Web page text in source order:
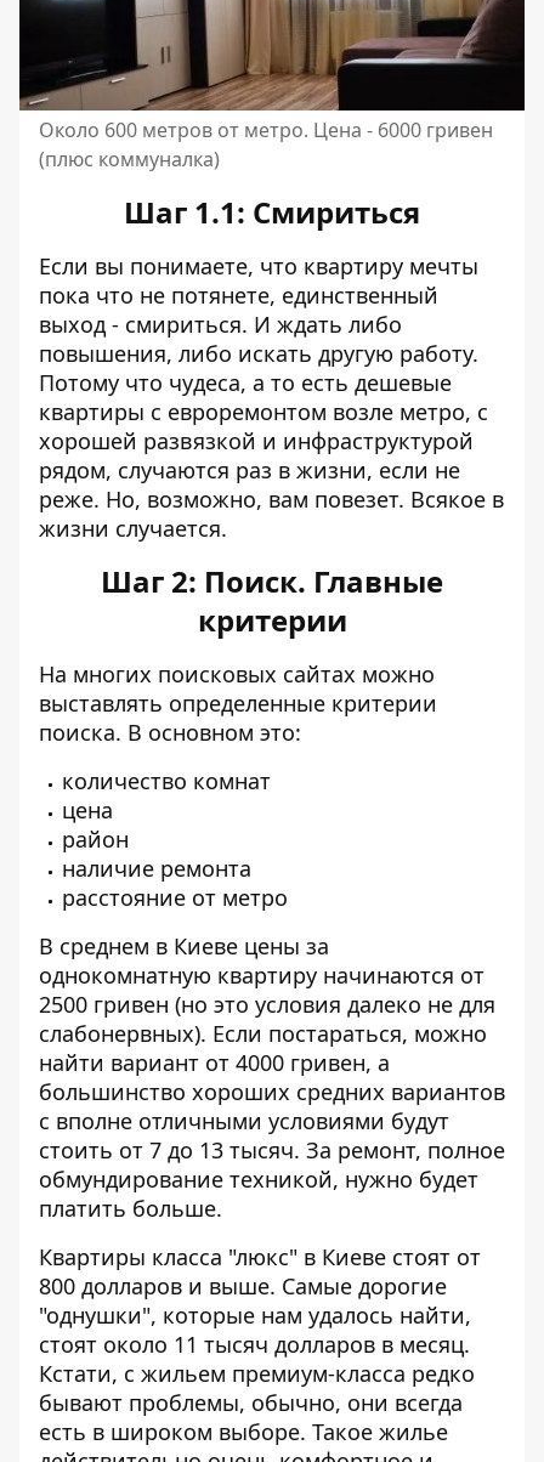
Около 600 метров от метро. Цена - 6000 гривен
(плюс коммуналка)
Шаг 1.1: Смириться
Если вы понимаете, что квартиру мечты
пока что не потянете, единственный
выход - смириться. И ждать либо
повышения, либо искать другую работу.
Потому что чудеса, а то есть дешевые
квартиры с евроремонтом возле метро, с
хорошей развязкой и инфраструктурой
рядом, случаются раз в жизни, если не
реже. Но, возможно, вам повезет. Всякое в
жизни случается.
Шаг 2: Поиск. Главные
критерии
На многих поисковых сайтах можно
выставлять определенные критерии
поиска. В основном это:
количество комнат
цена
район
наличие ремонта
расстояние от метро
В среднем в Киеве цены за
однокомнатную квартиру начинаются от
2500 гривен (но это условия далеко не для
слабонервных). Если постараться, можно
найти вариант от 4000 гривен, а
большинство хороших средних вариантов
с вполне отличными условиями будут
стоить от 7 до 13 тысяч. За ремонт, полное
обмундирование техникой, нужно будет
платить больше.
Квартиры класса "люкс" в Киеве стоят от
800 долларов и выше. Самые дорогие
"однушки", которые нам удалось найти,
стоят около 11 тысяч долларов в месяц.
Кстати, с жильем премиум-класса редко
бывают проблемы, обычно, они всегда
есть в широком выборе. Такое жилье